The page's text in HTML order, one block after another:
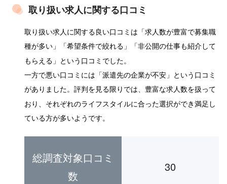
取り扱い求人に関する口コミ
取り扱い求人に関する良い口コミは「求人数が豊富で募集職
種が多い」「希望条件で絞れる」「非公開の仕事も紹介して
もらえる」という口コミでした。
一方で悪い口コミには「派遣先の企業が不安」という口コミ
がありました。評判を見る限りでは、豊富な求人数を扱って
おり、それぞれのライフスタイルに合った選択ができ満足し
ている方が多いようです。
総調査対象口コミ
数
30